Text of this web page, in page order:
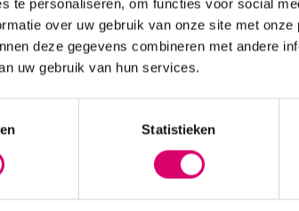
te personaliseren, om functies voor social
over uw gebruik van onze site met
deze gegevens combineren met andere
uw gebruik van hun services.
Statistieken